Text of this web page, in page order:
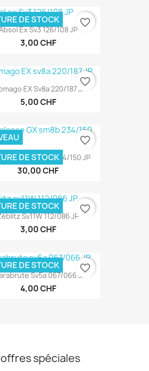
Ex Sv3 126/108 JP
3,00 CHF
DE STOCK favorite_border
EX Sv8a 220/187 JP
5,00 CHF
favorite_border
GX Sm8b 234/150 JP
30,00 CHF
DE STOCK
favorite_border
Sv11W 112/086 JP
3,00 CHF
DE STOCK favorite_border
Sv5a 067/066 JP
4,00 CHF
DE STOCK favorite_border
spéciales